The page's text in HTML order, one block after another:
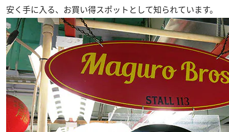
安く手に入る、お買い得スポットとして知られています。